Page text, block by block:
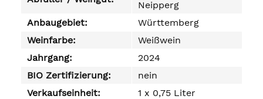
Neipperg
Anbaugebiet:
Württemberg
Weinfarbe:
Weißwein
Jahrgang:
2024
BIO Zertifizierung:
nein
Verkaufseinheit:
1 x 0,75 Liter